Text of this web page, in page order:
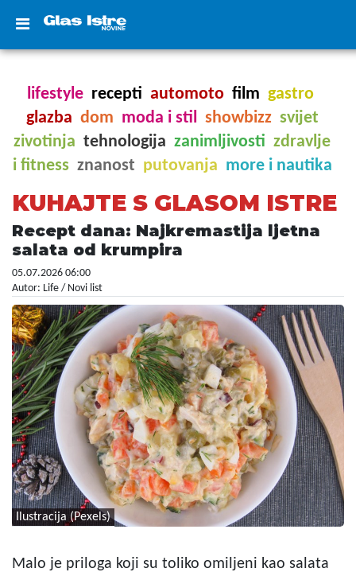
lifestyle recepti automoto film gastro
glazba dom moda i stil showbizz svijet
zivotinja tehnologija zanimljivosti zdravlje
i fitness znanost putovanja more i nautika
KUHAJTE S GLASOM ISTRE
Recept dana: Najkremastija ljetna
salata od krumpira
05.07.2026 06:00
Autor: Life / Novi list
Ilustracija (Pexels)
Malo je priloga koji su toliko omiljeni kao salata